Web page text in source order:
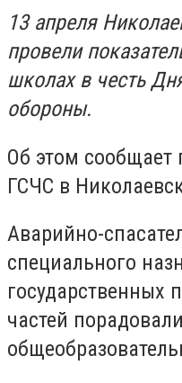
13 апреля
провели
школах в честь
обороны.
Об этом сообщает
ГСЧС в
Аварийно-
специального
государственных
частей